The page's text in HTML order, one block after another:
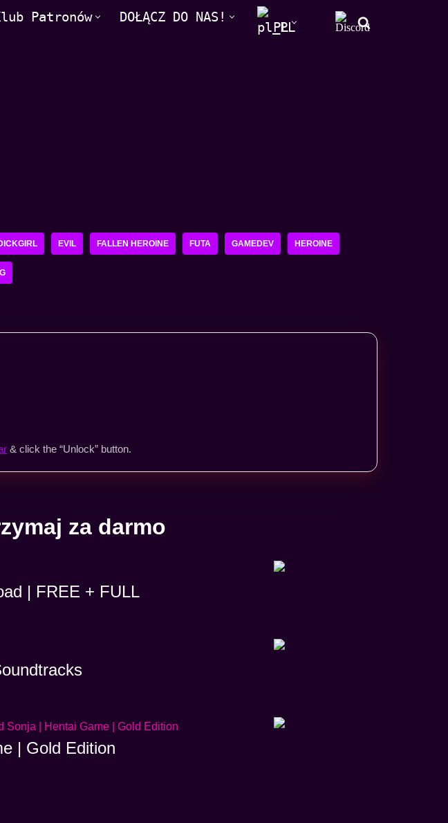
Patronów DOŁĄCZ DO NAS!
PL
EVIL FALLEN HEROINE FUTA GAMEDEV HEROINE
& click the “Unlock” button.
za darmo
| FREE + FULL
| Gold Edition